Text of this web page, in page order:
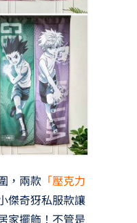
，兩款 「壓克力
傑奇犽私服款讓
家擺飾！不管是